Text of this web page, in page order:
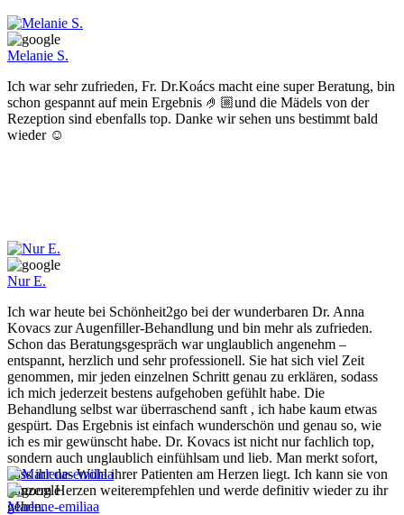
Melanie S.
Ich war sehr zufrieden, Fr. Dr.Koács macht eine super Beratung, bin
schon gespannt auf mein Ergebnis 🤌🏼und die Mädels von der
Rezeption sind ebenfalls top. Danke wir sehen uns bestimmt bald
wieder ☺️
Nur E.
Ich war heute bei Schönheit2go bei der wunderbaren Dr. Anna
Kovacs zur Augenfiller-Behandlung und bin mehr als zufrieden.
Schon das Beratungsgespräch war unglaublich angenehm –
entspannt, herzlich und sehr professionell. Sie hat sich viel Zeit
genommen, mir jeden einzelnen Schritt genau zu erklären, sodass
ich mich jederzeit bestens aufgehoben gefühlt habe. Die
Behandlung selbst war überraschend sanft , ich habe kaum etwas
gespürt. Das Ergebnis ist einfach wunderschön und genau so, wie
ich es mir gewünscht habe. Dr. Kovacs ist nicht nur fachlich top,
sondern auch unglaublich einfühlsam und lieb. Man merkt sofort,
dass ihr das Wohl ihrer Patienten am Herzen liegt. Ich kann sie von
ganzem Herzen weiterempfehlen und werde definitiv wieder zu ihr
gehen.
Marlene-emiliaa